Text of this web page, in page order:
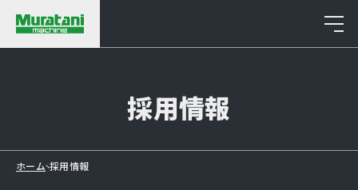
採用情報
Recruit
ホーム 採用情報